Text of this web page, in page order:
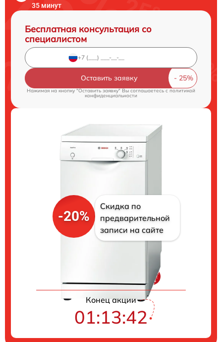
35 минут
Бесплатная консультация со
специалистом
Оставить заявку
Нажимая на кнопку "Оставить заявку" Вы соглашаетесь cполитикой
конфиденциальности
-20%
Скидка по
предварительной
записи на сайте
Конец акции
01:13:41